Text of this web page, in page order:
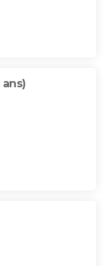
ans)